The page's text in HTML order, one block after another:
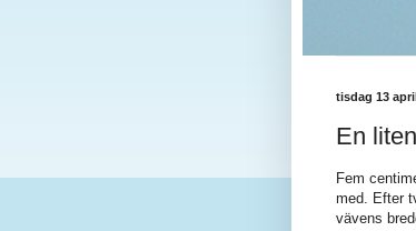
tisdag 13
En
Fem
med. Efter
vävens